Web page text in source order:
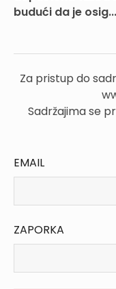
budući da je osig...
Za pristup do
Sadržajima se
EMAIL
ZAPORKA